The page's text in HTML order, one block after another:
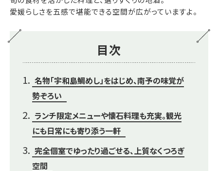
愛媛らしさを五感で堪能できる空間が広がっていますよ。
目次
名物「宇和島鯛めし」をはじめ、南予の味覚が
勢ぞろい
ランチ限定メニューや懐石料理も充実。観光
にも日常にも寄り添う一軒
完全個室でゆったり過ごせる、上質なくつろぎ
空間